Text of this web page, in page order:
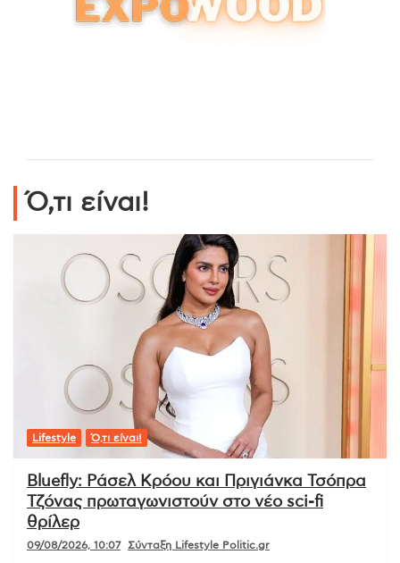
Ό,τι είναι!
Lifestyle Ό,τι είναι!
Bluefly: Ράσελ Κρόου και Πριγιάνκα Τσόπρα
Τζόνας πρωταγωνιστούν στο νέο sci-fi
θρίλερ
09/08/2026, 10:07 Σύνταξη Lifestyle Politic.gr